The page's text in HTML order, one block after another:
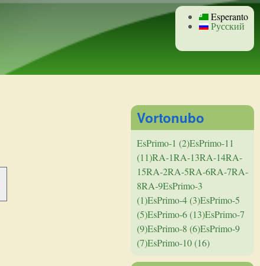
Esperanto
Русский
Vortonubo
EsPrimo-1 (2)EsPrimo-11
(11)RA-1RA-13RA-14RA-
15RA-2RA-5RA-6RA-7RA-
8RA-9EsPrimo-3
(1)EsPrimo-4 (3)EsPrimo-5
(5)EsPrimo-6 (13)EsPrimo-7
(9)EsPrimo-8 (6)EsPrimo-9
(7)EsPrimo-10 (16)